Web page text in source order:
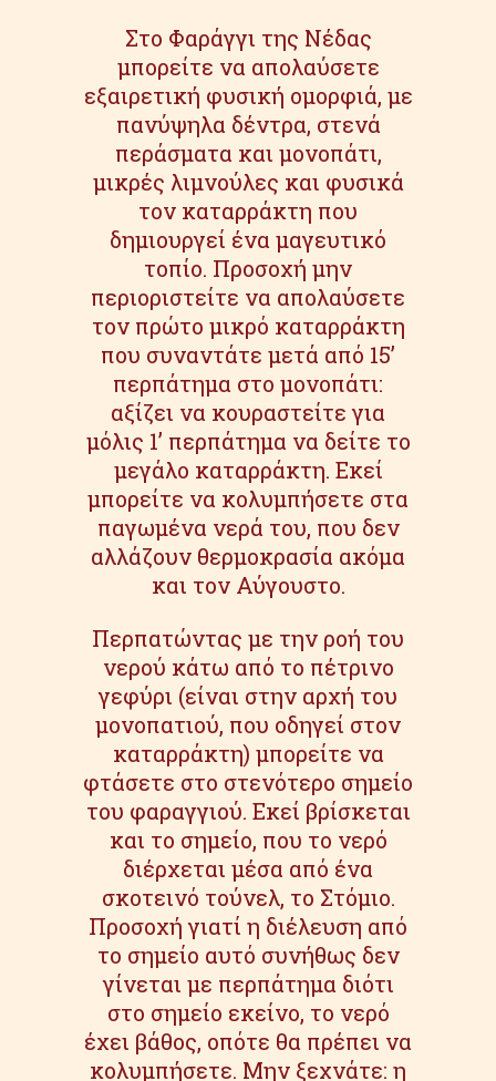
Στο Φαράγγι της Νέδας
μπορείτε να απολαύσετε
εξαιρετική φυσική ομορφιά, με
πανύψηλα δέντρα, στενά
περάσματα και μονοπάτι,
μικρές λιμνούλες και φυσικά
τον καταρράκτη που
δημιουργεί ένα μαγευτικό
τοπίο. Προσοχή μην
περιοριστείτε να απολαύσετε
τον πρώτο μικρό καταρράκτη
που συναντάτε μετά από 15’
περπάτημα στο μονοπάτι:
αξίζει να κουραστείτε για
μόλις 1’ περπάτημα να δείτε το
μεγάλο καταρράκτη. Εκεί
μπορείτε να κολυμπήσετε στα
παγωμένα νερά του, που δεν
αλλάζουν θερμοκρασία ακόμα
και τον Αύγουστο.
Περπατώντας με την ροή του
νερού κάτω από το πέτρινο
γεφύρι (είναι στην αρχή του
μονοπατιού, που οδηγεί στον
καταρράκτη) μπορείτε να
φτάσετε στο στενότερο σημείο
του φαραγγιού. Εκεί βρίσκεται
και το σημείο, που το νερό
διέρχεται μέσα από ένα
σκοτεινό τούνελ, το Στόμιο.
Προσοχή γιατί η διέλευση από
το σημείο αυτό συνήθως δεν
γίνεται με περπάτημα διότι
στο σημείο εκείνο, το νερό
έχει βάθος, οπότε θα πρέπει να
κολυμπήσετε. Μην ξεχνάτε: η